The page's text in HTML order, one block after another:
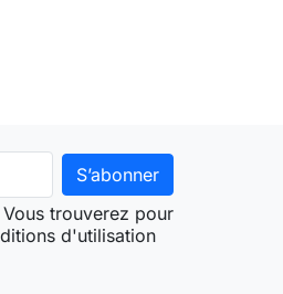
trouverez pour
d'utilisation